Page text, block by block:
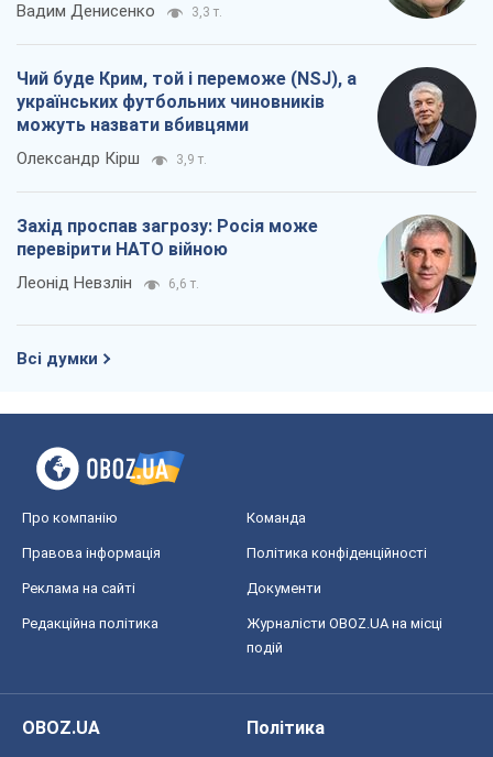
Вадим Денисенко 3,3 т.
Чий буде Крим, той і переможе (NSJ), а
українських футбольних чиновників
можуть назвати вбивцями
Олександр Кірш 3,9 т.
Захід проспав загрозу: Росія може
перевірити НАТО війною
Леонід Невзлін 6,6 т.
Всі думки
Про компанію Команда
Правова інформація Політика конфіденційності
Реклама на сайті Документи
Редакційна політика
Журналісти OBOZ.UA на місці
подій
OBOZ.UA
Політика